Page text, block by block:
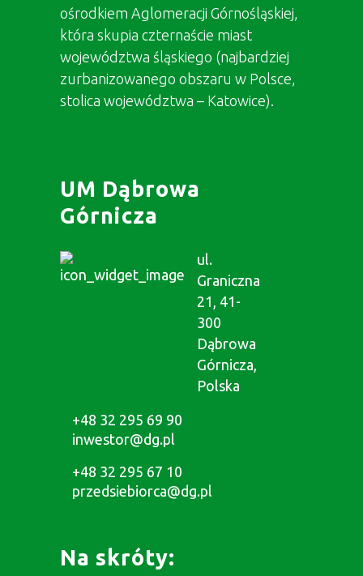
ośrodkiem Aglomeracji Górnośląskiej,
która skupia czternaście miast
województwa śląskiego (najbardziej
zurbanizowanego obszaru w Polsce,
stolica województwa – Katowice).
UM Dąbrowa
Górnicza
ul.
Graniczna
21, 41-
300
Dąbrowa
Górnicza,
Polska
+48 32 295 69 90
inwestor@dg.pl
+48 32 295 67 10
przedsiebiorca@dg.pl
Na skróty: